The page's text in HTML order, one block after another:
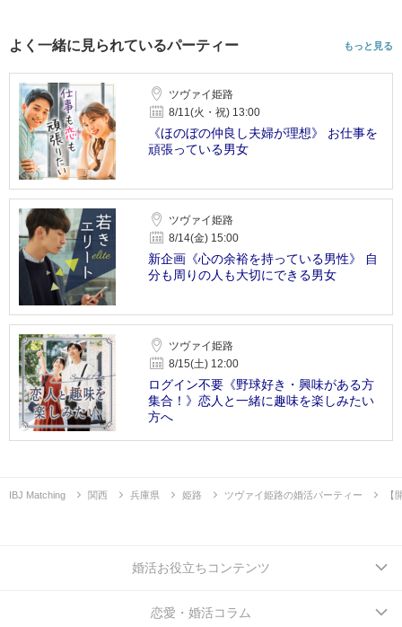
よく一緒に見られているパーティー もっと見る
ツヴァイ姫路
8/11(火・祝) 13:00
《ほのぼの仲良し夫婦が理想》 お仕事を
頑張っている男女
ツヴァイ姫路
8/14(金) 15:00
新企画《心の余裕を持っている男性》 自
分も周りの人も大切にできる男女
ツヴァイ姫路
8/15(土) 12:00
ログイン不要《野球好き・興味がある方
集合！》恋人と一緒に趣味を楽しみたい
方へ
IBJ Matching 関西 兵庫県 姫路 ツヴァイ姫路の婚活パーティー 【
婚活お役立ちコンテンツ
恋愛・婚活コラム